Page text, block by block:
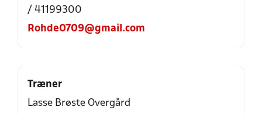
/ 41199300
Rohde0709@gmail.com
Træner
Lasse Brøste Overgård